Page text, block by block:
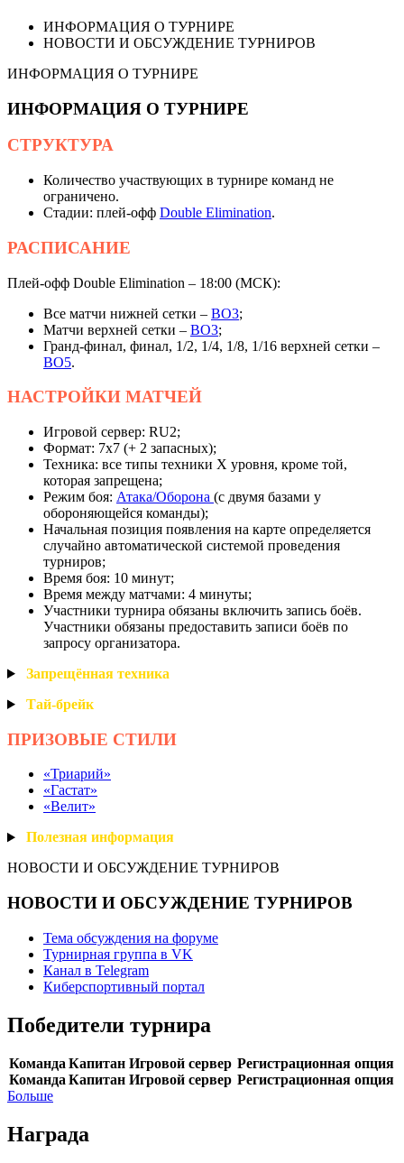
ИНФОРМАЦИЯ О ТУРНИРЕ
НОВОСТИ И ОБСУЖДЕНИЕ ТУРНИРОВ
ИНФОРМАЦИЯ О ТУРНИРЕ
ИНФОРМАЦИЯ О ТУРНИРЕ
СТРУКТУРА
Количество участвующих в турнире команд не
ограничено.
Стадии: плей-офф Double Elimination.
РАСПИСАНИЕ
Плей-офф Double Elimination – 18:00 (МСК):
Все матчи нижней сетки – BO3;
Матчи верхней сетки – BO3;
Гранд-финал, финал, 1/2, 1/4, 1/8, 1/16 верхней сетки –
BO5.
НАСТРОЙКИ МАТЧЕЙ
Игровой сервер: RU2;
Формат: 7х7 (+ 2 запасных);
Техника: все типы техники X уровня, кроме той,
которая запрещена;
Режим боя: Атака/Оборона (с двумя базами у
обороняющейся команды);
Начальная позиция появления на карте определяется
случайно автоматической системой проведения
турниров;
Время боя: 10 минут;
Время между матчами: 4 минуты;
Участники турнира обязаны включить запись боёв.
Участники обязаны предоставить записи боёв по
запросу организатора.
Запрещённаятехника
Тай-брейк
ПРИЗОВЫЕ СТИЛИ
«Триарий»
«Гастат»
«Велит»
Полезная информация
НОВОСТИ И ОБСУЖДЕНИЕ ТУРНИРОВ
НОВОСТИ И ОБСУЖДЕНИЕ ТУРНИРОВ
Тема обсуждения на форуме
Турнирная группа в VK
Канал в Telegram
Киберспортивный портал
Победители турнира
Команда
Команда
Капитан
Капитан
Игровой сервер
Игровой сервер
Регистрационная опция
Регистрационная опция
Больше
Награда